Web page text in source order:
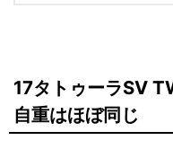
17タトゥーラSV
自重はほぼ同じ